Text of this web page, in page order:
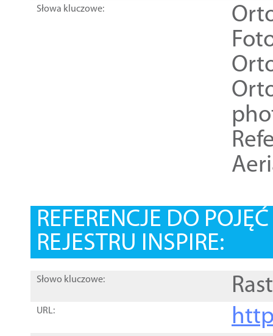
Słowa kluczowe:
REFERENCJE DO
REJESTRU INSPIRE:
Słowo kluczowe:
URL: